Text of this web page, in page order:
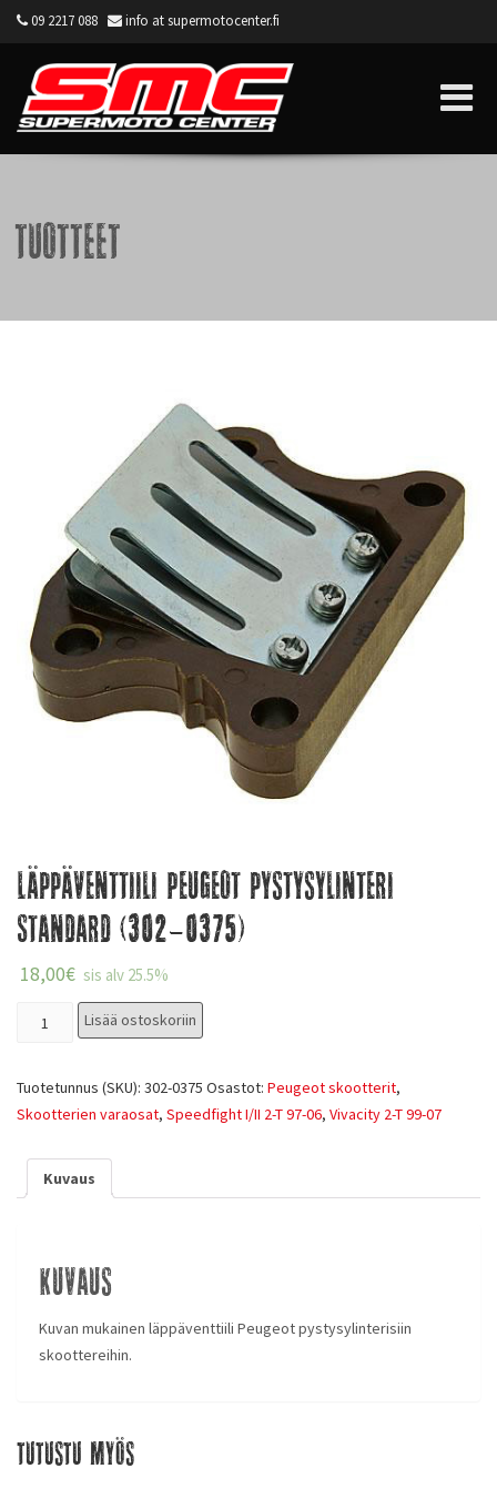
09 2217 088 info at supermotocenter.fi
Tuotteet
Läppäventtiili Peugeot pystysylinteri
Standard (302-0375)
18,00€ sis alv 25.5%
Lisää ostoskoriin
Tuotetunnus (SKU): 302-0375 Osastot: Peugeot skootterit,
Skootterien varaosat, Speedfight I/II 2-T 97-06, Vivacity 2-T 99-07
Kuvaus
Kuvaus
Kuvan mukainen läppäventtiili Peugeot pystysylinterisiin
skoottereihin.
Tutustu myös